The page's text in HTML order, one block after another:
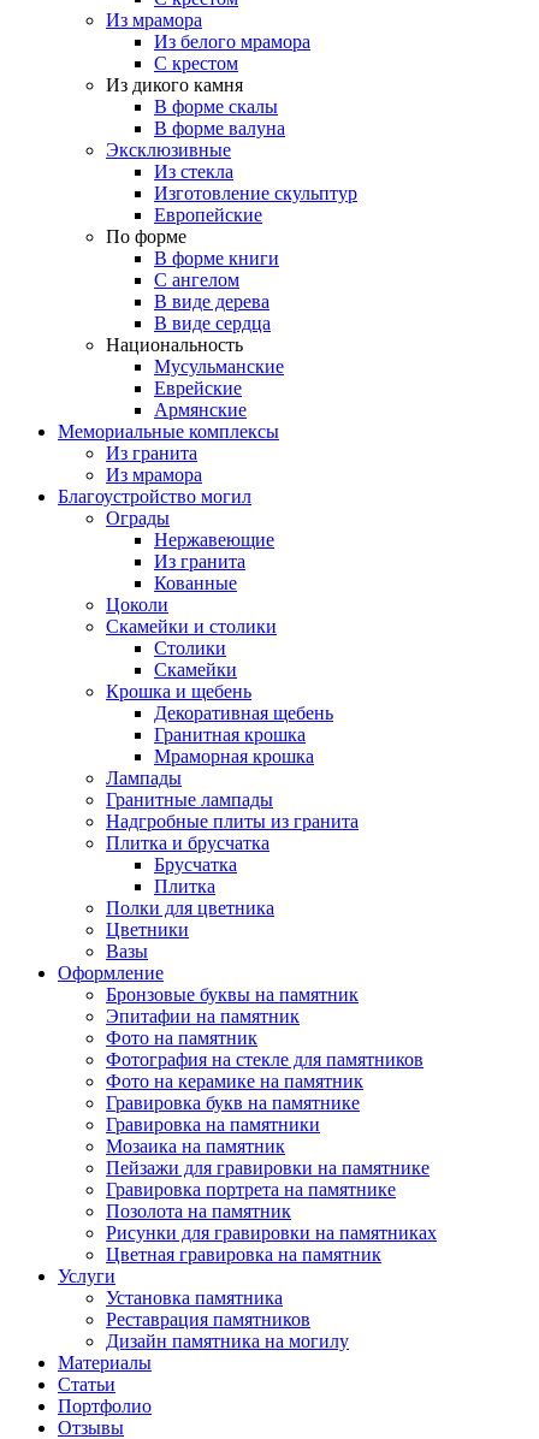
Из мрамора
Из белого мрамора
С крестом
Из дикого камня
В форме скалы
В форме валуна
Эксклюзивные
Из стекла
Изготовление скульптур
Европейские
По форме
В форме книги
С ангелом
В виде дерева
В виде сердца
Национальность
Мусульманские
Еврейские
Армянские
Мемориальные комплексы
Из гранита
Из мрамора
Благоустройство могил
Ограды
Нержавеющие
Из гранита
Кованные
Цоколи
Скамейки и столики
Столики
Скамейки
Крошка и щебень
Декоративная щебень
Гранитная крошка
Мраморная крошка
Лампады
Гранитные лампады
Надгробные плиты из гранита
Плитка и брусчатка
Брусчатка
Плитка
Полки для цветника
Цветники
Вазы
Оформление
Бронзовые буквы на памятник
Эпитафии на памятник
Фото на памятник
Фотография на стекле для памятников
Фото на керамике на памятник
Гравировка букв на памятнике
Гравировка на памятники
Мозаика на памятник
Пейзажи для гравировки на памятнике
Гравировка портрета на памятнике
Позолота на памятник
Рисунки для гравировки на памятниках
Цветная гравировка на памятник
Услуги
Установка памятника
Реставрация памятников
Дизайн памятника на могилу
Материалы
Статьи
Портфолио
Отзывы